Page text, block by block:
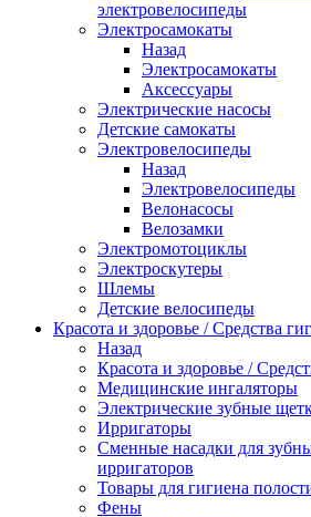
электровелосипеды
Электросамокаты
Назад
Электросамокаты
Аксессуары
Электрические насосы
Детские самокаты
Электровелосипеды
Назад
Электровелосипеды
Велонасосы
Велозамки
Электромотоциклы
Электроскутеры
Шлемы
Детские велосипеды
Красота и здоровье / Средства
Назад
Красота и здоровье /
Медицинские ингаляторы
Электрические зубные
Ирригаторы
Сменные насадки для
ирригаторов
Товары для гигиена
Фены